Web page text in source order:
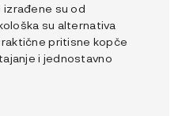
izrađene su od
su alternativa
pritisne kopče
i jednostavno